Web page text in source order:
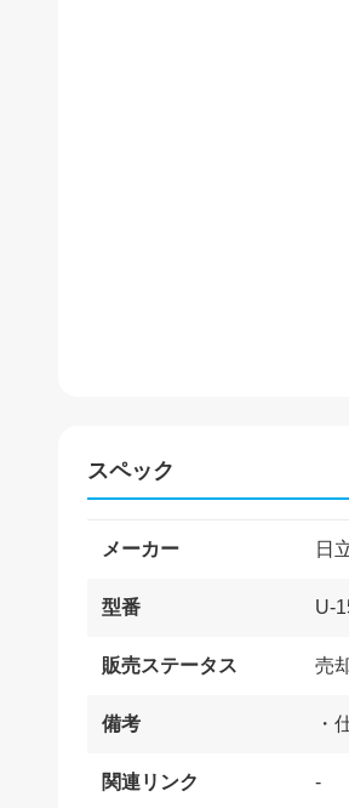
スペック
メーカー 日
型番 U-
販売ステータス 売
備考 ・
関連リンク -